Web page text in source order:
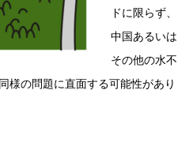
ドに限らず、
中国あるいは
その他の水不
様の問題に直面する可能性があり